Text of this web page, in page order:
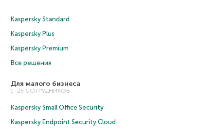
Kaspersky Standard
Kaspersky Plus
Kaspersky Premium
Все решения
Для малого бизнеса
1–25 СОТРУДНИКОВ
Kaspersky Small Office Security
Kaspersky Endpoint Security Cloud